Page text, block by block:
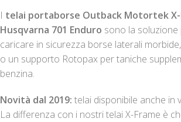
I telai portaborse Outback Motortek X-
Husqvarna 701 Enduro sono la soluzione
caricare in sicurezza borse laterali
o un supporto Rotopax per taniche
benzina.
Novità dal 2019: telai disponibile anche in
La differenza con i nostri telai X-Frame è